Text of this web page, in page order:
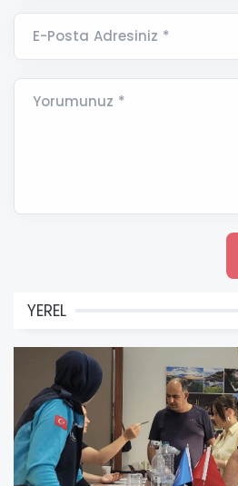
E-Posta Adresiniz *
Yorumunuz *
YEREL